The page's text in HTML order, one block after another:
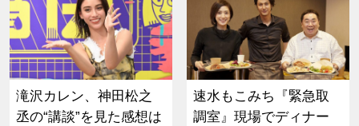
滝沢カレン、神田松之
丞の“講談”を見た感想は
速水もこみち『緊急取
調室』現場でディナー